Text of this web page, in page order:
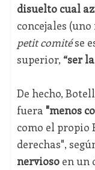
disuelto cual
concejales (uno
petit comitése
superior, “ser
De hecho,
fuera "menos
como el propio
derechas",
nerviosoen un